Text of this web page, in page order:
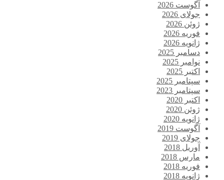
آگوست 2026
جولای 2026
ژوئن 2026
فوریه 2026
ژانویه 2026
دسامبر 2025
نوامبر 2025
اکتبر 2025
سپتامبر 2025
سپتامبر 2023
اکتبر 2020
ژوئن 2020
ژانویه 2020
آگوست 2019
جولای 2019
آوریل 2018
مارس 2018
فوریه 2018
ژانویه 2018